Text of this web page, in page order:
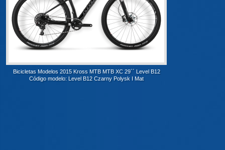
Bicicletas Modelos 2015 Kross MTB MTB XC 29´´ Level B12
Código modelo: Level B12 Czarny Polysk I Mat